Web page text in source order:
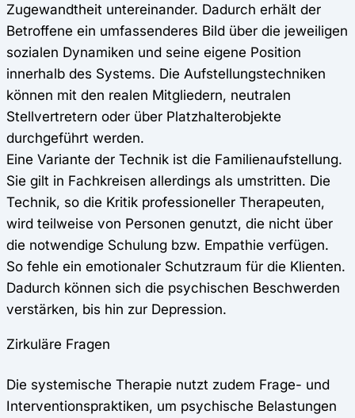
Zugewandtheit untereinander. Dadurch erhält der
Betroffene ein umfassenderes Bild über die jeweiligen
sozialen Dynamiken und seine eigene Position
innerhalb des Systems. Die Aufstellungstechniken
können mit den realen Mitgliedern, neutralen
Stellvertretern oder über Platzhalterobjekte
durchgeführt werden.
Eine Variante der Technik ist die Familienaufstellung.
Sie gilt in Fachkreisen allerdings als umstritten. Die
Technik, so die Kritik professioneller Therapeuten,
wird teilweise von Personen genutzt, die nicht über
die notwendige Schulung bzw. Empathie verfügen.
So fehle ein emotionaler Schutzraum für die Klienten.
Dadurch können sich die psychischen Beschwerden
verstärken, bis hin zur Depression.
Zirkuläre Fragen
Die systemische Therapie nutzt zudem Frage- und
Interventionspraktiken, um psychische Belastungen